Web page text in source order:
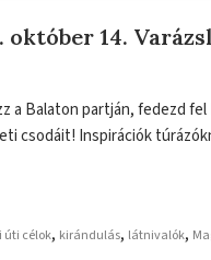
14.
a Balaton partján, fedezd
csodáit! Inspirációk
úti célok, kirándulás, látnivalók,